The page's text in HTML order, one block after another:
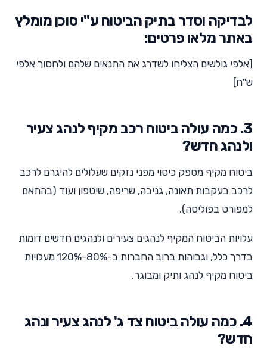
לבדיקה וסדר בתיק הביטוח ע"י סוכן מומלץ
באתר מלאו פרטים:
[אלפי גולשים הצליחו לשדרג את התנאים שלהם ולחסוך אלפי
ש"ח]
3. כמה עולה ביטוח רכב מקיף לנהג צעיר
ולנהג חדש?
ביטוח מקיף מספק כיסוי מפני נזקים שעלולים להיגרם לרכב
לרכב בעקבות תאונה, גניבה, שריפה, שיטפון ועוד (בהתאם
למפורט בפוליסה).
עלויות הביטוח המקיף לנהגים צעירים ולנהגים חדשים דומות
בדרך כלל, וגבוהות ברוב החברות ב-80%-120% מעלויות
ביטוח מקיף לנהג ותיק ומבוגר.
4. כמה עולה ביטוח צד ג' לנהג צעיר ונהג
חדש?